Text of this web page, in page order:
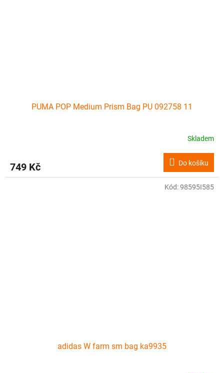
PUMA POP Medium Prism Bag PU 092758 11
Skladem
749 Kč Do košíku
adidas W farm sm bag ka9935
Kód:98595I585